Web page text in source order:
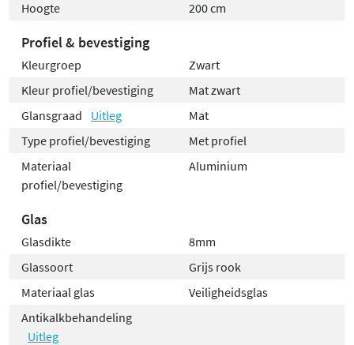
een architect, bouwbedrijf of consument bent, bij ons
hoger niveau te tillen. De ST09350 schuif-hoekcabine is
een perfecte weerspiegeling van ons vakmanschap en
onze passie voor kwaliteit.
Hoogte
200 cm
Profiel & bevestiging
Kleurgroep
Zwart
Kleur profiel/bevestiging
Mat zwart
Glansgraad
Uitleg
Mat
Type profiel/bevestiging
Met profiel
Materiaal
profiel/bevestiging
Aluminium
Glas
Glasdikte
8mm
Glassoort
Grijs rook
Materiaal glas
Veiligheidsglas
Antikalkbehandeling
Uitleg